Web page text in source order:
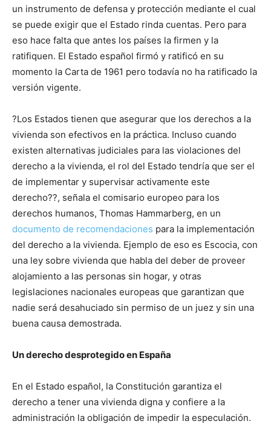
un instrumento de defensa y protección mediante el cual
se puede exigir que el Estado rinda cuentas. Pero para
eso hace falta que antes los países la firmen y la
ratifiquen. El Estado español firmó y ratificó en su
momento la Carta de 1961 pero todavía no ha ratificado la
versión vigente.
?Los Estados tienen que asegurar que los derechos a la
vivienda son efectivos en la práctica. Incluso cuando
existen alternativas judiciales para las violaciones del
derecho a la vivienda, el rol del Estado tendría que ser el
de implementar y supervisar activamente este
derecho??, señala el comisario europeo para los
derechos humanos, Thomas Hammarberg, en un
documento de recomendaciones para la implementación
del derecho a la vivienda. Ejemplo de eso es Escocia, con
una ley sobre vivienda que habla del deber de proveer
alojamiento a las personas sin hogar, y otras
legislaciones nacionales europeas que garantizan que
nadie será desahuciado sin permiso de un juez y sin una
buena causa demostrada.
Un derecho desprotegido en España
En el Estado español, la Constitución garantiza el
derecho a tener una vivienda digna y confiere a la
administración la obligación de impedir la especulación.